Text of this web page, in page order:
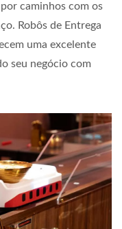
caminhos com os
Robôs de Entrega
uma excelente
seu negócio com